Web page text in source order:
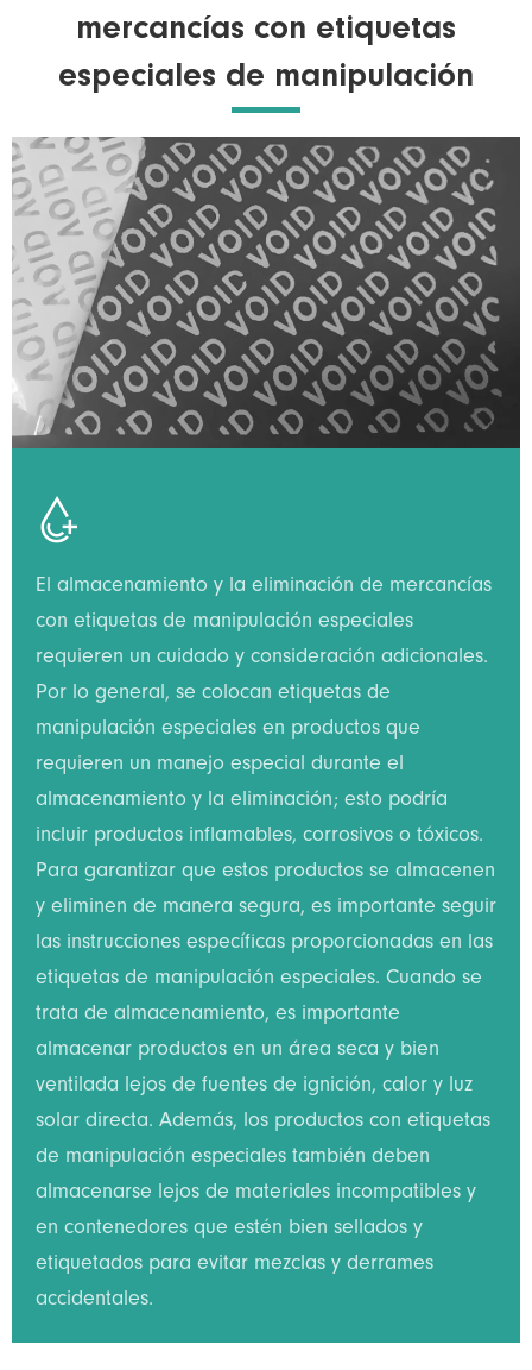
mercancías con etiquetas
especiales de manipulación

El almacenamiento y la eliminación de mercancías
con etiquetas de manipulación especiales
requieren un cuidado y consideración adicionales.
Por lo general, se colocan etiquetas de
manipulación especiales en productos que
requieren un manejo especial durante el
almacenamiento y la eliminación; esto podría
incluir productos inflamables, corrosivos o tóxicos.
Para garantizar que estos productos se almacenen
y eliminen de manera segura, es importante seguir
las instrucciones específicas proporcionadas en las
etiquetas de manipulación especiales. Cuando se
trata de almacenamiento, es importante
almacenar productos en un área seca y bien
ventilada lejos de fuentes de ignición, calor y luz
solar directa. Además, los productos con etiquetas
de manipulación especiales también deben
almacenarse lejos de materiales incompatibles y
en contenedores que estén bien sellados y
etiquetados para evitar mezclas y derrames
accidentales.